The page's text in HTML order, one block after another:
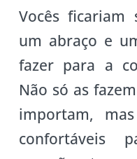
Vocês ficariam
um abraço e
fazer para a
Não só as
importam,
confortáveis